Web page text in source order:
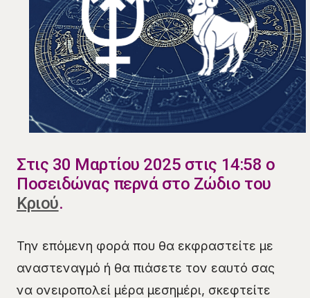
Στις 30 Μαρτίου 2025 στις 14:58 ο
Ποσειδώνας περνά στο Ζώδιο του
Κριού.
Την επόμενη φορά που θα εκφραστείτε με
αναστεναγμό ή θα πιάσετε τον εαυτό σας
να ονειροπολεί μέρα μεσημέρι, σκεφτείτε